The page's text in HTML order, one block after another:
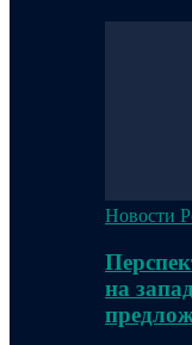
Новости
на